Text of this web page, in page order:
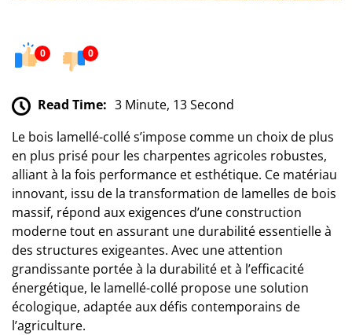
0 0
Read Time: 3 Minute, 13 Second
Le bois lamellé-collé s’impose comme un choix de plus
en plus prisé pour les charpentes agricoles robustes,
alliant à la fois performance et esthétique. Ce matériau
innovant, issu de la transformation de lamelles de bois
massif, répond aux exigences d’une construction
moderne tout en assurant une durabilité essentielle à
des structures exigeantes. Avec une attention
grandissante portée à la durabilité et à l’efficacité
énergétique, le lamellé-collé propose une solution
écologique, adaptée aux défis contemporains de
l’agriculture.